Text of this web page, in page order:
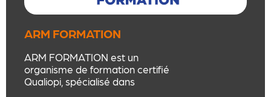
ARM FORMATION
ARM FORMATION est un
organisme de formation certifié
Qualiopi, spécialisé dans